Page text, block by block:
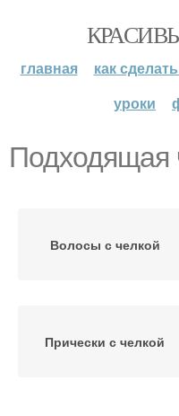
главная как
уроки
Подходящая
Волосы с челкой
Прически с челкой